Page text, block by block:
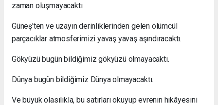
zaman oluşmayacaktı.
Güneş'ten ve uzayın derinliklerinden gelen ölümcül
parçacıklar atmosferimizi yavaş yavaş aşındıracaktı.
Gökyüzü bugün bildiğimiz gökyüzü olmayacaktı.
Dünya bugün bildiğimiz Dünya olmayacaktı.
Ve büyük olasılıkla, bu satırları okuyup evrenin hikâyesini